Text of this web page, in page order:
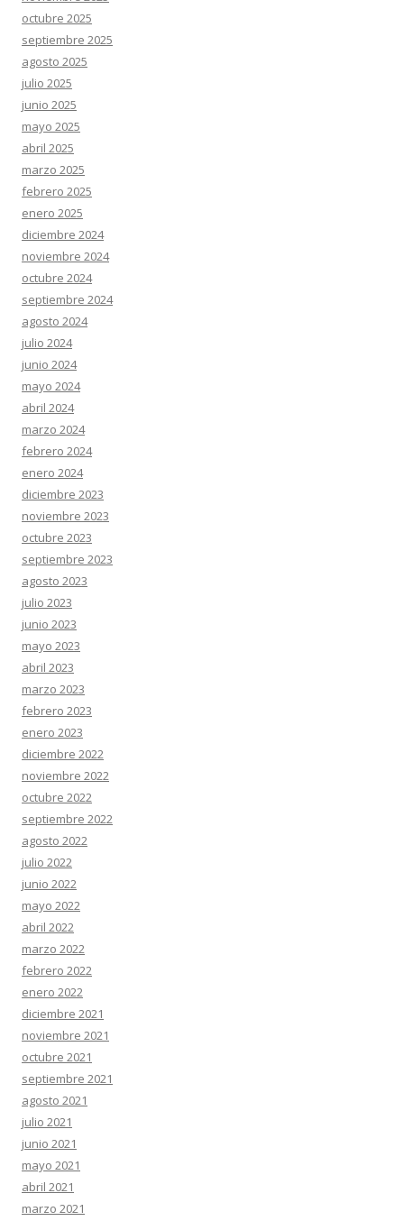
octubre 2025
septiembre 2025
agosto 2025
julio 2025
junio 2025
mayo 2025
abril 2025
marzo 2025
febrero 2025
enero 2025
diciembre 2024
noviembre 2024
octubre 2024
septiembre 2024
agosto 2024
julio 2024
junio 2024
mayo 2024
abril 2024
marzo 2024
febrero 2024
enero 2024
diciembre 2023
noviembre 2023
octubre 2023
septiembre 2023
agosto 2023
julio 2023
junio 2023
mayo 2023
abril 2023
marzo 2023
febrero 2023
enero 2023
diciembre 2022
noviembre 2022
octubre 2022
septiembre 2022
agosto 2022
julio 2022
junio 2022
mayo 2022
abril 2022
marzo 2022
febrero 2022
enero 2022
diciembre 2021
noviembre 2021
octubre 2021
septiembre 2021
agosto 2021
julio 2021
junio 2021
mayo 2021
abril 2021
marzo 2021